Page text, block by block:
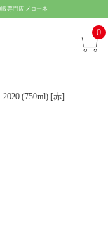
専門店 メローネ
0
(750ml) [赤]
ジト
ップ